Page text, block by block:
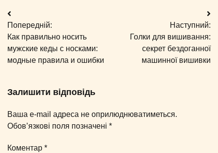
Навігація
записів
Попередній:
Как правильно носить
мужские кеды с носками:
модные правила и ошибки
Наступний:
Голки для вишивання:
секрет бездоганної
машинної вишивки
Залишити відповідь
Ваша e-mail адреса не оприлюднюватиметься.
Обов’язкові поля позначені *
Коментар *